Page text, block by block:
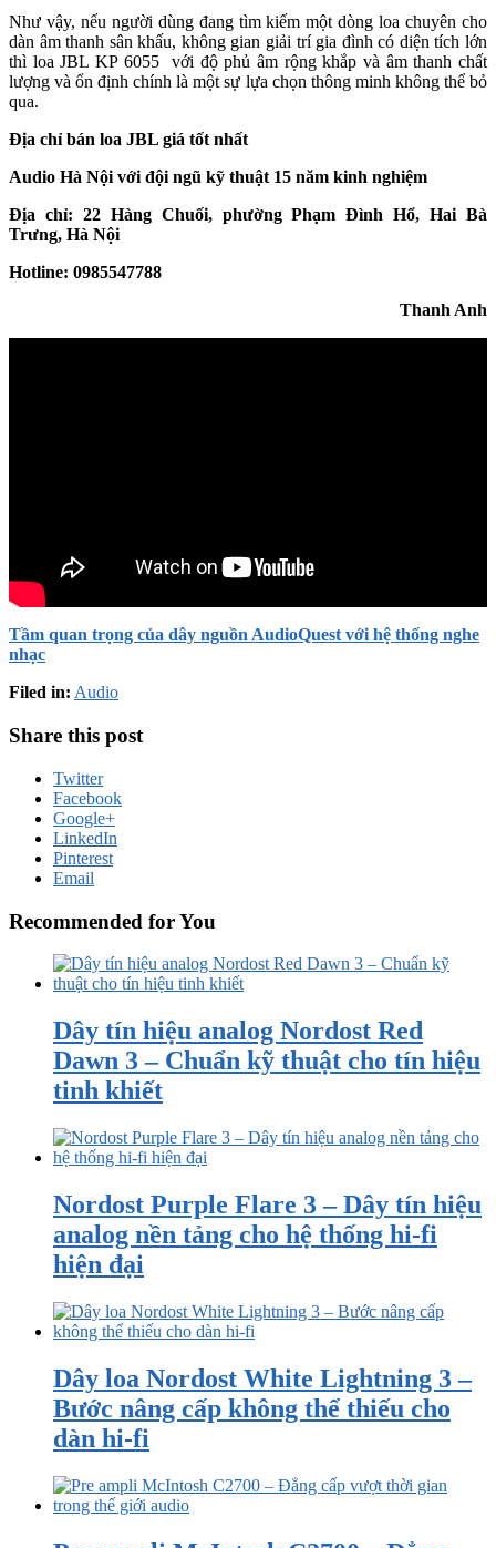
Như vậy, nếu người dùng đang tìm kiếm một dòng loa chuyên cho
dàn âm thanh sân khấu, không gian giải trí gia đình có diện tích lớn
thì loa JBL KP 6055 với độ phủ âm rộng khắp và âm thanh chất
lượng và ổn định chính là một sự lựa chọn thông minh không thể bỏ
qua.
Địa chỉ bán loa JBL giá tốt nhất
Audio Hà Nội với đội ngũ kỹ thuật 15 năm kinh nghiệm
Địa chỉ: 22 Hàng Chuối, phường Phạm Đình Hổ, Hai Bà
Trưng, Hà Nội
Hotline: 0985547788
Thanh Anh
Tầm quan trọng của dây nguồn AudioQuest với hệ thống nghe
nhạc
Filed in: Audio
Share this post
Twitter
Facebook
Google+
LinkedIn
Pinterest
Email
Recommended for You
Dây tín hiệu analog Nordost Red
Dawn 3 – Chuẩn kỹ thuật cho tín hiệu
tinh khiết
Nordost Purple Flare 3 – Dây tín hiệu
analog nền tảng cho hệ thống hi-fi
hiện đại
Dây loa Nordost White Lightning 3 –
Bước nâng cấp không thể thiếu cho
dàn hi-fi